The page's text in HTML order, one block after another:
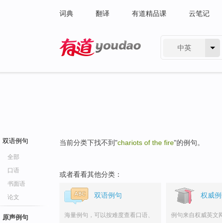
词典 翻译 有道精品课 云笔记
中英
双语例句
全部
口语
书面语
论文
原声例句
当前分类下找不到"chariots of the fire"的例句。
或者看看其他分类：
双语例句
海量例句，可以按难度查看口语、
权威
例句来自权威英文